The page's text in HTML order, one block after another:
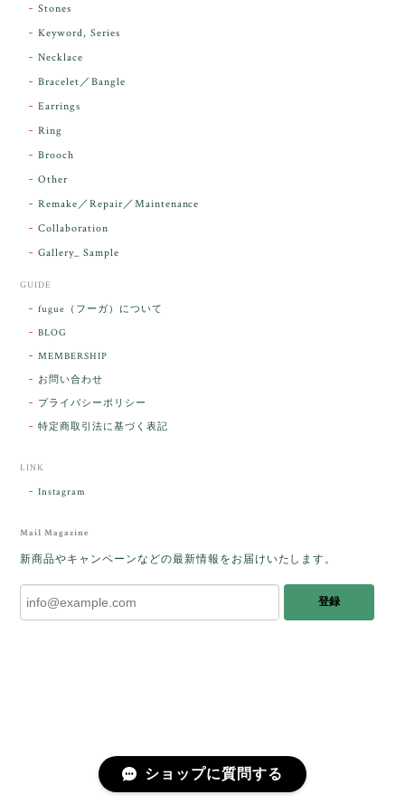
ンダラで感動しました。素敵な箱と和紙で石を包んで
下さり、ありがとうございました。
レビューをありがとうございます。 実物を
こそ この度は誠にありがとうございまし
た人に幸せが訪れる」という言い伝えがあるケサラン
パサラン。とっても素敵です。メッセージでは色々記
憶違いもありましたが、またいつかお会いして楽しい
した。
をあたたかく迎え入れてくださり とても嬉
しく思います。 この石のふわりとした光を
ランパサラン」でした。これからはT様の
傍で そっと見守ってくれるのではないかな
2025/10/03
Stones
Keyword, Series
Necklace
Bracelet／Bangle
Earrings
Ring
Brooch
Other
Remake／Repair／Maintenance
Collaboration
Gallery_ Sample
GUIDE
fugue（フーガ）について
BLOG
MEMBERSHIP
お問い合わせ
プライバシーポリシー
特定商取引法に基づく表記
LINK
Instagram
Mail Magazine
新商品やキャンペーンなどの最新情報をお届けいたします。
登録
ショップに質問する